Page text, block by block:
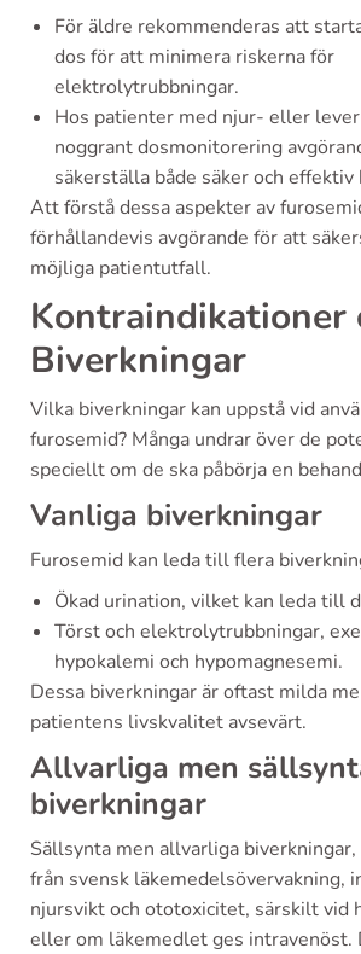
För äldre rekommenderas att
dos för att minimera riskerna för
elektrolytrubbningar.
Hos patienter med njur- eller
noggrant dosmonitorering
säkerställa både säker och effektiv
Att förstå dessa aspekter av
förhållandevis avgörande för att
möjliga patientutfall.
Kontraindikationer
Biverkningar
Vilka biverkningar kan uppstå vid
furosemid? Många undrar över de
speciellt om de ska påbörja en
Vanliga biverkningar
Furosemid kan leda till flera
Ökad urination, vilket kan leda till
Törst och elektrolytrubbningar,
hypokalemi och hypomagnesemi.
Dessa biverkningar är oftast milda
patientens livskvalitet avsevärt.
Allvarliga men
biverkningar
Sällsynta men allvarliga biverkningar,
från svensk läkemedelsövervakning,
njursvikt och ototoxicitet, särskilt vid
eller om läkemedlet ges intravenöst.